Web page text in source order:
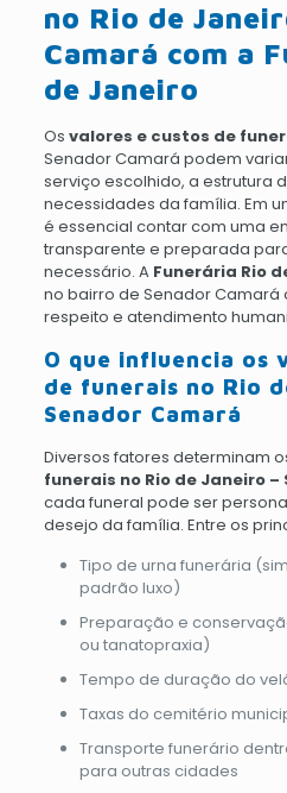
no Rio de
Camará com a
de Janeiro
Os valores e custos de
Senador Camará podem
serviço escolhido, a estrutura
necessidades da família. Em
é essencial contar com uma
transparente e preparada
necessário. A Funerária Rio
no bairro de Senador Camará
respeito e atendimento
O que influencia os
de funerais no Rio
Senador Camará
Diversos fatores determinam
funerais no Rio de Janeiro
cada funeral pode ser
desejo da família. Entre os
Tipo de urna funerária
padrão luxo)
Preparação e
ou tanatopraxia)
Tempo de duração do
Taxas do cemitério
Transporte funerário
para outras cidades